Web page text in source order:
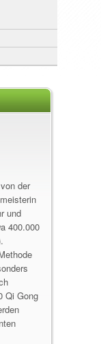
der
und
400.000
Qi Gong